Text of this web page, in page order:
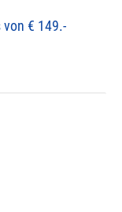
von € 149.-